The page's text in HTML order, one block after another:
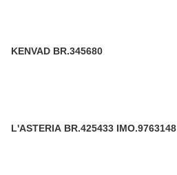
KENVAD BR.345680
L'ASTERIA BR.425433 IMO.9763148